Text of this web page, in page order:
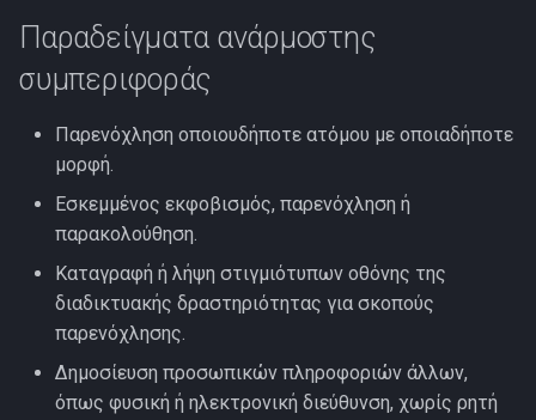
Παραδείγματα ανάρμοστης
συμπεριφοράς
Παρενόχληση οποιουδήποτε ατόμου με οποιαδήποτε
μορφή.
Εσκεμμένος εκφοβισμός, παρενόχληση ή
παρακολούθηση.
Καταγραφή ή λήψη στιγμιότυπων οθόνης της
διαδικτυακής δραστηριότητας για σκοπούς
παρενόχλησης.
Δημοσίευση προσωπικών πληροφοριών άλλων,
όπως φυσική ή ηλεκτρονική διεύθυνση, χωρίς ρητή